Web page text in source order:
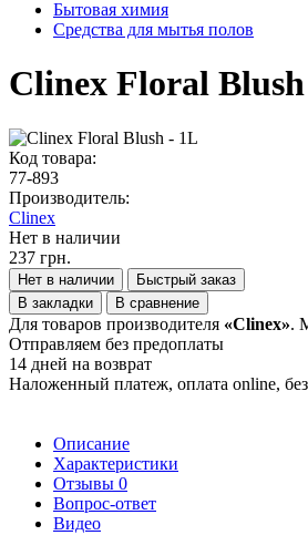
Бытовая химия
Средства для мытья полов
Clinex Floral
Код товара:
77-893
Производитель:
Clinex
Нет в наличии
237 грн.
Нет в наличии
Быстрый заказ
В закладки
В сравнение
Для товаров производителя «Clinex».
Отправляем без предоплаты
14 дней на возврат
Наложенный платеж, оплата online,
Описание
Характеристики
Отзывы 0
Вопрос-ответ
Видео